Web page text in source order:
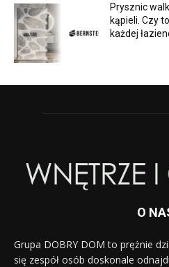
Prysznic
kąpieli. Czy
każdej
O
Grupa DOBRY DOM to prężnie
się zespół osób doskonale